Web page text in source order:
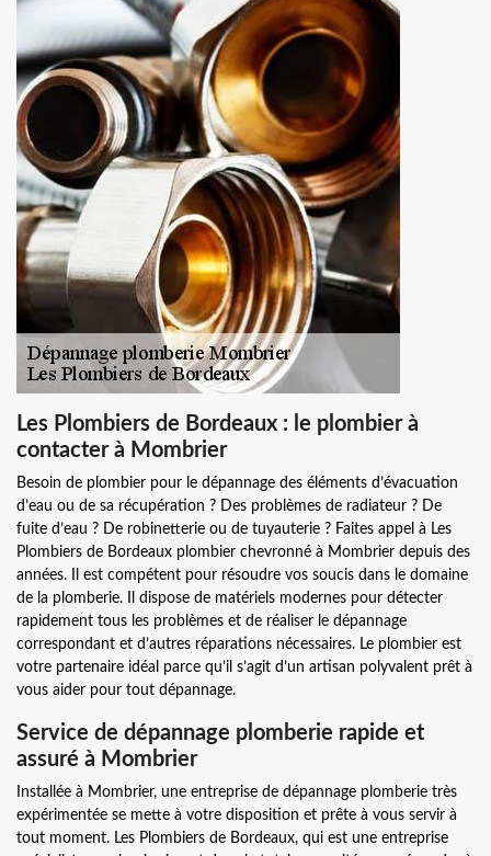
Les Plombiers de Bordeaux : le plombier à
contacter à Mombrier
Besoin de plombier pour le dépannage des éléments d’évacuation
d’eau ou de sa récupération ? Des problèmes de radiateur ? De
fuite d’eau ? De robinetterie ou de tuyauterie ? Faites appel à Les
Plombiers de Bordeaux plombier chevronné à Mombrier depuis des
années. Il est compétent pour résoudre vos soucis dans le domaine
de la plomberie. Il dispose de matériels modernes pour détecter
rapidement tous les problèmes et de réaliser le dépannage
correspondant et d’autres réparations nécessaires. Le plombier est
votre partenaire idéal parce qu’il s’agit d’un artisan polyvalent prêt à
vous aider pour tout dépannage.
Service de dépannage plomberie rapide et
assuré à Mombrier
Installée à Mombrier, une entreprise de dépannage plomberie très
expérimentée se mette à votre disposition et prête à vous servir à
tout moment. Les Plombiers de Bordeaux, qui est une entreprise